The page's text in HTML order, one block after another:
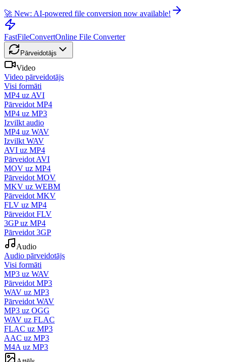
🚀 New: AI-powered file conversion now available!
FastFileConvertOnline File Converter
Pārveidotājs
Video
Video pārveidotājs
Visi formāti
MP4 uz AVI
Pārveidot MP4
MP4 uz MP3
Izvilkt audio
MP4 uz WAV
Izvilkt WAV
AVI uz MP4
Pārveidot AVI
MOV uz MP4
Pārveidot MOV
MKV uz WEBM
Pārveidot MKV
FLV uz MP4
Pārveidot FLV
3GP uz MP4
Pārveidot 3GP
Audio
Audio pārveidotājs
Visi formāti
MP3 uz WAV
Pārveidot MP3
WAV uz MP3
Pārveidot WAV
MP3 uz OGG
WAV uz FLAC
FLAC uz MP3
AAC uz MP3
M4A uz MP3